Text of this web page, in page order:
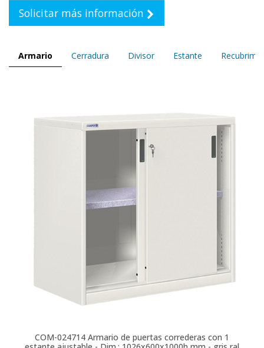
Solicitar más información
Armario Cerradura Divisor Estante
COM-024714 Armario de puertas correderas con 1